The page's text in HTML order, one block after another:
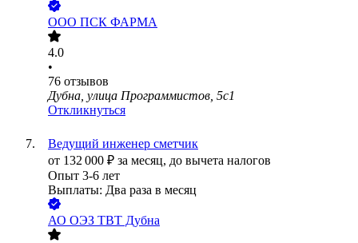
ООО ПСК ФАРМА
4.0
•
76 отзывов
Дубна, улица Программистов, 5с1
Откликнуться
Ведущий инженер сметчик
от 132 000 ₽ за месяц, до вычета налогов
Опыт 3-6 лет
Выплаты: Два раза в месяц
АО ОЭЗ ТВТ Дубна